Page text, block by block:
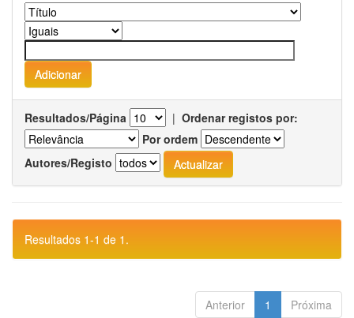
Resultados/Página | Ordenar registos por:
Por ordem
Autores/Registo
Resultados 1-1 de 1.
Anterior 1 Próxima